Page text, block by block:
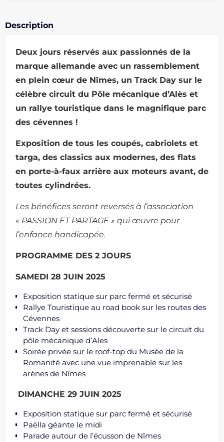
Description
Deux jours réservés aux passionnés de la
marque allemande avec un rassemblement
en plein cœur de Nîmes, un Track Day sur le
célèbre circuit du Pôle mécanique d’Alès et
un rallye touristique dans le magnifique parc
des cévennes !
Exposition de tous les coupés, cabriolets et
targa, des classics aux modernes, des flats
en porte-à-faux arrière aux moteurs avant, de
toutes cylindrées.
Les bénéfices seront reversés à l’association
« PASSION ET PARTAGE » qui œuvre pour
l’enfance handicapée.
PROGRAMME DES 2 JOURS
SAMEDI 28 JUIN 2025
Exposition statique sur parc fermé et sécurisé
Rallye Touristique au road book sur les routes des
Cévennes
Track Day et sessions découverte sur le circuit du
pôle mécanique d’Ales
Soirée privée sur le roof-top du Musée de la
Romanité avec une vue imprenable sur les
arènes de Nîmes
DIMANCHE 29 JUIN 2025
Exposition statique sur parc fermé et sécurisé
Paëlla géante le midi
Parade autour de l’écusson de Nîmes